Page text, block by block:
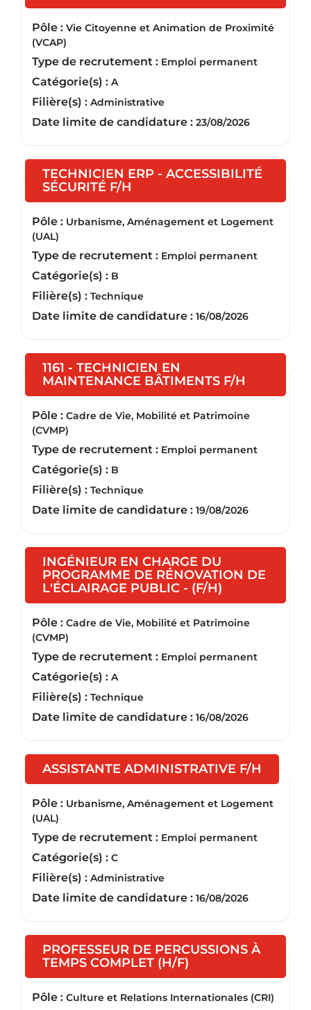
Pôle : Vie Citoyenne et Animation de Proximité
(VCAP)
Type de recrutement : Emploi permanent
Catégorie(s) : A
Filière(s) : Administrative
Date limite de candidature : 23/08/2026
TECHNICIEN ERP - ACCESSIBILITÉ
SÉCURITÉ F/H
Pôle : Urbanisme, Aménagement et Logement
(UAL)
Type de recrutement : Emploi permanent
Catégorie(s) : B
Filière(s) : Technique
Date limite de candidature : 16/08/2026
1161 - TECHNICIEN EN
MAINTENANCE BÂTIMENTS F/H
Pôle : Cadre de Vie, Mobilité et Patrimoine
(CVMP)
Type de recrutement : Emploi permanent
Catégorie(s) : B
Filière(s) : Technique
Date limite de candidature : 19/08/2026
INGÉNIEUR EN CHARGE DU
PROGRAMME DE RÉNOVATION DE
L'ÉCLAIRAGE PUBLIC - (F/H)
Pôle : Cadre de Vie, Mobilité et Patrimoine
(CVMP)
Type de recrutement : Emploi permanent
Catégorie(s) : A
Filière(s) : Technique
Date limite de candidature : 16/08/2026
ASSISTANTE ADMINISTRATIVE F/H
Pôle : Urbanisme, Aménagement et Logement
(UAL)
Type de recrutement : Emploi permanent
Catégorie(s) : C
Filière(s) : Administrative
Date limite de candidature : 16/08/2026
PROFESSEUR DE PERCUSSIONS À
TEMPS COMPLET (H/F)
Pôle : Culture et Relations Internationales (CRI)